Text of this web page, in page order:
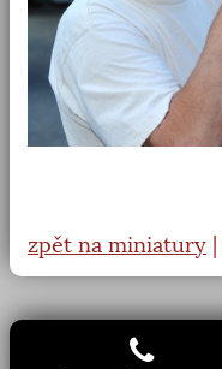
zpět na miniatury